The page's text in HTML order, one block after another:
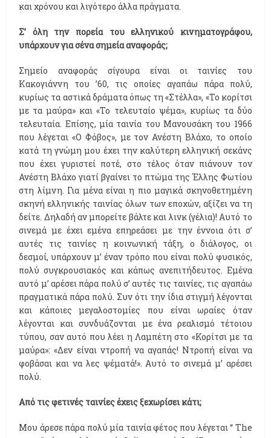
και χρόνου και λιγότερο άλλα πράγματα.
Σ’ όλη την πορεία του ελληνικού κινηματογράφου,
υπάρχουν για σένα σημεία αναφοράς;
Σημείο αναφοράς σίγουρα είναι οι ταινίες του
Κακογιάννη του ’60, τις οποίες αγαπάω πάρα πολύ,
κυρίως τα αστικά δράματα όπως τη «Στέλλα», «Το κορίτσι
με τα μαύρα» και «Το τελευταίο ψέμα», κυρίως τα δύο
τελευταία. Επίσης, μία ταινία του Μανουσάκη του 1966
που λέγεται «Ο Φόβος», με τον Ανέστη Βλάχο, το οποίο
κατά τη γνώμη μου έχει την καλύτερη ελληνική σεκάνς
που έχει γυριστεί ποτέ, στο τέλος όταν πιάνουν τον
Ανέστη Βλάχο γιατί βγαίνει το πτώμα της Έλλης Φωτίου
στη λίμνη. Για μένα είναι η πιο μαγικά σκηνοθετημένη
σκηνή ελληνικής ταινίας όλων των εποχών, αξίζει να τη
δείτε. Δηλαδή αν μπορείτε βάλτε και λινκ (γέλια)! Αυτό το
σινεμά με έχει εμένα επηρεάσει με την έννοια ότι σ’
αυτές τις ταινίες η κοινωνική τάξη, ο διάλογος, οι
δεσμοί, υπάρχουν μ’ έναν τρόπο που είναι πολύ φυσικός,
πολύ συγκρουσιακός και κάπως ανεπιτήδευτος. Εμένα
αυτό μ’ αρέσει πάρα πολύ σ’ αυτές τις ταινίες, τις αγαπάω
πραγματικά πάρα πολύ. Συν ότι την ίδια στιγμή λέγονται
και κάποιες μεγαλοστομίες που είναι ωραίες όταν
λέγονται και συνδυάζονται με ένα ρεαλισμό τέτοιου
τύπου, σαν αυτό που λέει η Λαμπέτη στο «Κορίτσι με τα
μαύρα»: «Δεν είναι ντροπή να αγαπάς! Ντροπή είναι να
φοβάσαι και να λες ψέματά!». Αυτό το σινεμά μ’ αρέσει
πολύ.
Από τις φετινές ταινίες έχεις ξεχωρίσει κάτι;
Μου άρεσε πάρα πολύ μία ταινία φέτος που λέγεται “ The